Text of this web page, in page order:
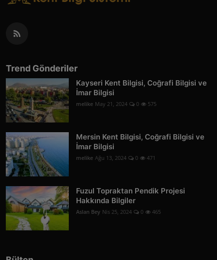
Trend Gönderiler
Kayseri Kent Bilgisi, Coğrafi Bilgisi ve
İmar Bilgisi
melike May 21, 2024 0 575
Mersin Kent Bilgisi, Coğrafi Bilgisi ve
İmar Bilgisi
melike Ağu 13, 2024 0 471
Fuzul Topraktan Pendik Projesi
Hakkında Bilgiler
Aslan Bey Nis 25, 2024 0 465